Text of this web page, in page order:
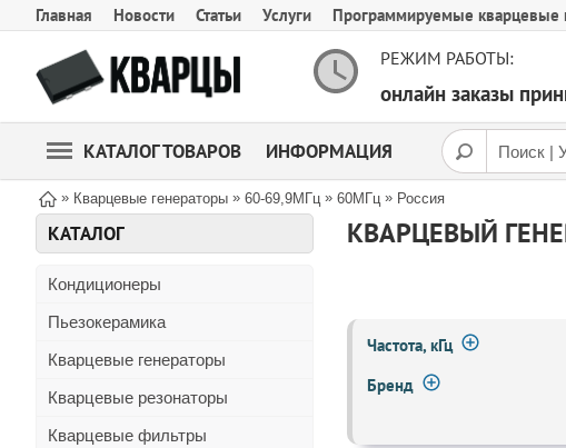
Главная Новости Статьи Услуги Программируемые кварцевые
РЕЖИМ РАБОТЫ:
онлайн заказы
КАТАЛОГ ТОВАРОВ ИНФОРМАЦИЯ
» Кварцевые генераторы » 60-69,9МГц » 60МГц » Россия
КАТАЛОГ
Кондиционеры
Пьезокерамика
Кварцевые генераторы
Кварцевые резонаторы
Кварцевые фильтры
КВАРЦЕВЫЙ
Частота, кГц
Бренд